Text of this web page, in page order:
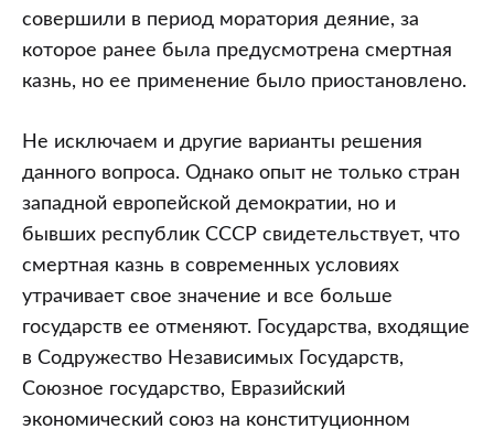
совершили в период моратория деяние, за
которое ранее была предусмотрена смертная
казнь, но ее применение было приостановлено.
Не исключаем и другие варианты решения
данного вопроса. Однако опыт не только стран
западной европейской демократии, но и
бывших республик СССР свидетельствует, что
смертная казнь в современных условиях
утрачивает свое значение и все больше
государств ее отменяют. Государства, входящие
в Содружество Независимых Государств,
Союзное государство, Евразийский
экономический союз на конституционном